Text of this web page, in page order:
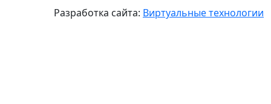
Разработка сайта: Виртуальные технологии